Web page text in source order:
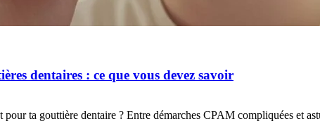
dentaires : ce que vous devez savoir
ta gouttière dentaire ? Entre démarches CPAM compliquées et